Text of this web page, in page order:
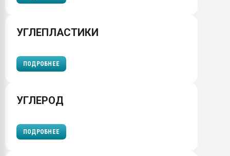
УГЛЕПЛАСТИКИ
ПОДРОБНЕЕ
УГЛЕРОД
ПОДРОБНЕЕ